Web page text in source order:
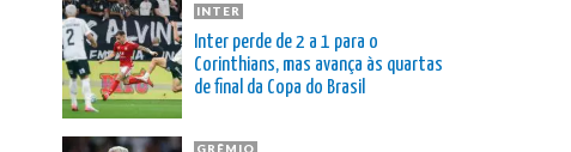
INTER
Inter perde de 2 a 1 para o
Corinthians, mas avança às quartas
de final da Copa do Brasil
GRÊMIO